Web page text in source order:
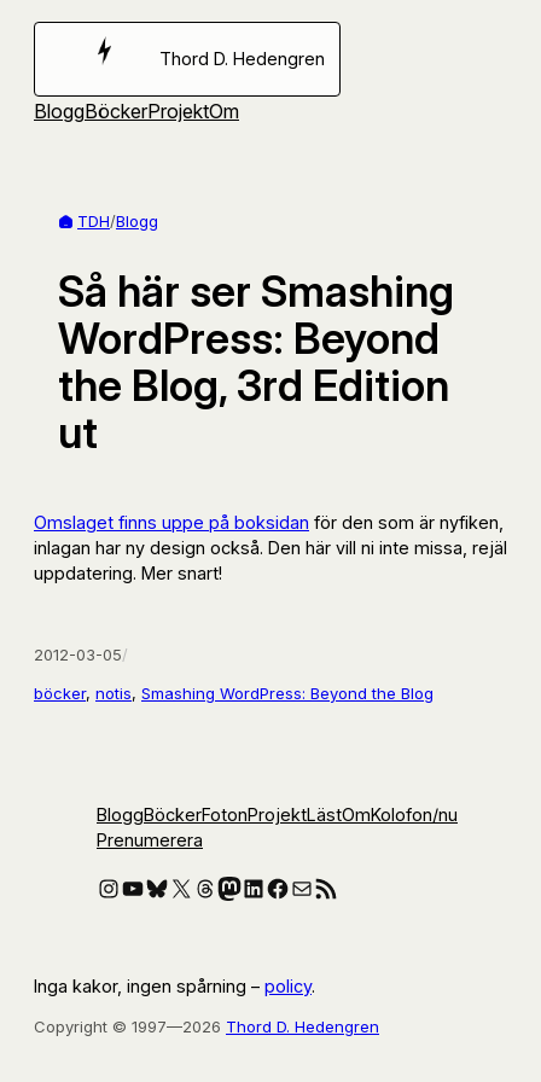
Hoppa
Thord D. Hedengren
BloggBöckerProjektOm
TDH/Blogg
Så här ser Smashing
WordPress: Beyond
the Blog, 3rd Edition
ut
Omslaget finns uppe på boksidan för den som är nyfiken,
inlagan har ny design också. Den här vill ni inte missa, rejäl
uppdatering. Mer snart!
2012-03-05/
böcker, notis, Smashing WordPress: Beyond the Blog
BloggBöckerFotonProjektLästOmKolofon/nu
Prenumerera
Instagram
YouTube
Bluesky
X Threads
Mastodon
LinkedIn
Facebook
E-postRSS-flöde
Inga kakor, ingen spårning – policy.
Copyright © 1997—2026 Thord D. Hedengren